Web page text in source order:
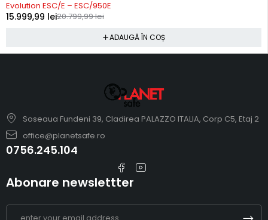
Evolution ESC/E – ESC/950E
20.799,99lei
15.999,99 lei
ADAUGĂ ÎN COȘ
Soseaua Fundeni 39, Cladirea PALAZZO ITALIA, Corp C5, Etaj 2
office@planetsafe.ro
0756.245.104
Abonare newslettter